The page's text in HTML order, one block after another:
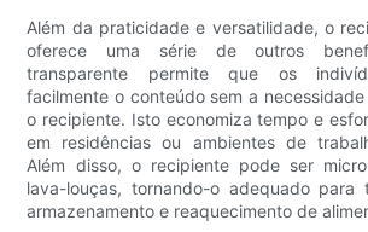
Além da praticidade e versatilidade, o
oferece uma série de outros
transparente permite que os
facilmente o conteúdo sem a
o recipiente. Isto economiza tempo e
em residências ou ambientes de
Além disso, o recipiente pode ser
lava-louças, tornando-o adequado
armazenamento e reaquecimento de